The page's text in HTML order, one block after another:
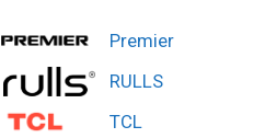
Premier
RULLS
TCL